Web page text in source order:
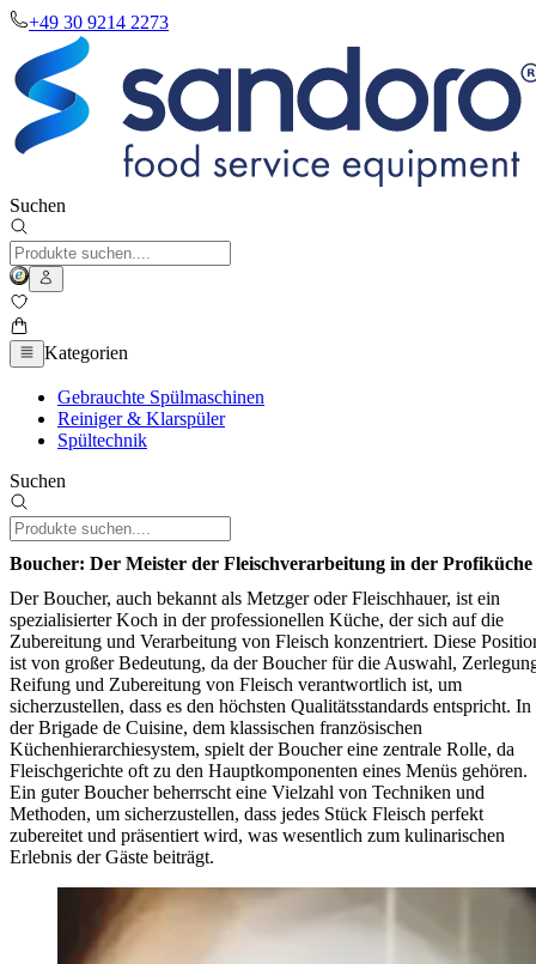
+49 30 9214 2273
Suchen
Kategorien
Gebrauchte Spülmaschinen
Reiniger & Klarspüler
Spültechnik
Suchen
Boucher: Der Meister der Fleischverarbeitung in der Profiküche
Der Boucher, auch bekannt als Metzger oder Fleischhauer, ist ein
spezialisierter Koch in der professionellen Küche, der sich auf die
Zubereitung und Verarbeitung von Fleisch konzentriert. Diese
ist von großer Bedeutung, da der Boucher für die Auswahl,
Reifung und Zubereitung von Fleisch verantwortlich ist, um
sicherzustellen, dass es den höchsten Qualitätsstandards entspricht. In
der Brigade de Cuisine, dem klassischen französischen
Küchenhierarchiesystem, spielt der Boucher eine zentrale Rolle, da
Fleischgerichte oft zu den Hauptkomponenten eines Menüs gehören.
Ein guter Boucher beherrscht eine Vielzahl von Techniken und
Methoden, um sicherzustellen, dass jedes Stück Fleisch perfekt
zubereitet und präsentiert wird, was wesentlich zum kulinarischen
Erlebnis der Gäste beiträgt.